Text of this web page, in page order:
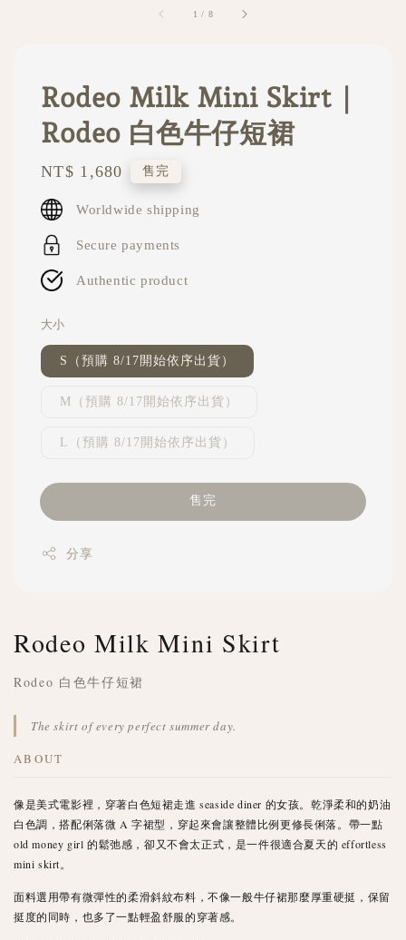
1 / 8
Rodeo Milk Mini Skirt｜
Rodeo 白色牛仔短裙
Regular
price
NT$ 1,680 售完
Worldwide shipping
Secure payments
Authentic product
大小
S（預購 8/17開始依序出貨）
M（預購 8/17開始依序出貨）
L（預購 8/17開始依序出貨）
售完
分享
Rodeo Milk Mini Skirt
Rodeo 白色牛仔短裙
The skirt of every perfect summer day.
ABOUT
像是美式電影裡，穿著白色短裙走進 seaside diner 的女孩。乾淨柔和的奶油
白色調，搭配俐落微 A 字裙型，穿起來會讓整體比例更修長俐落。帶一點
old money girl 的鬆弛感，卻又不會太正式，是一件很適合夏天的 effortless
mini skirt。
面料選用帶有微彈性的柔滑斜紋布料，不像一般牛仔裙那麼厚重硬挺，保留
挺度的同時，也多了一點輕盈舒服的穿著感。